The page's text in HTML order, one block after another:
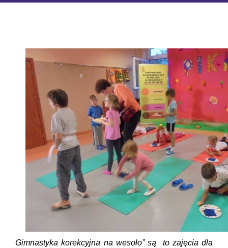
Gimnastyka korekcyjna na wesoło” są to zajęcia dla